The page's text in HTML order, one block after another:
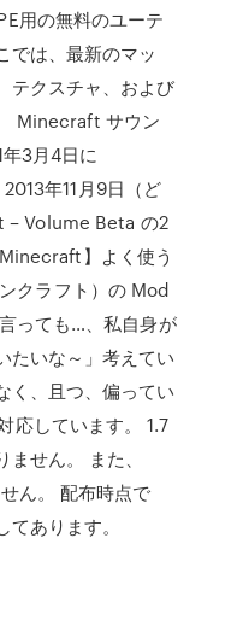
用の無料のユーテ
では、最新のマッ
テクスチャ、および
Minecraft サウン
3月4日に
年11月9日（ど
– Volume Beta の2
】よく使う
クラフト）の Mod
っても…、私自身が
たいな～」考えてい
く、且つ、偏ってい
応しています。 1.7
せん。 また、
ん。 配布時点で
あります。